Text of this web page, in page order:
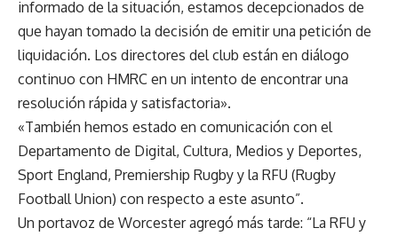
informado de la situación, estamos decepcionados de
que hayan tomado la decisión de emitir una petición de
liquidación. Los directores del club están en diálogo
continuo con HMRC en un intento de encontrar una
resolución rápida y satisfactoria».
«También hemos estado en comunicación con el
Departamento de Digital, Cultura, Medios y Deportes,
Sport England, Premiership Rugby y la RFU (Rugby
Football Union) con respecto a este asunto”.
Un portavoz de Worcester agregó más tarde: “La RFU y